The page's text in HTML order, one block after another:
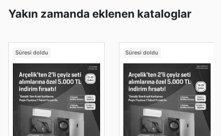
Yakın zamanda eklenen kataloglar
Süresi doldu Süresi doldu